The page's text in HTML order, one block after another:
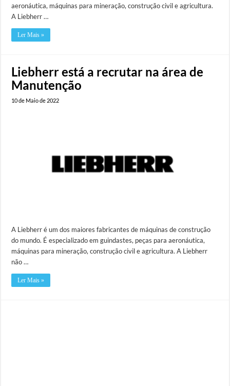
aeronáutica, máquinas para mineração, construção civil e agricultura.
A Liebherr …
Ler Mais »
Liebherr está a recrutar na área de
Manutenção
10 de Maio de 2022
A Liebherr é um dos maiores fabricantes de máquinas de construção
do mundo. É especializado em guindastes, peças para aeronáutica,
máquinas para mineração, construção civil e agricultura. A Liebherr
não …
Ler Mais »